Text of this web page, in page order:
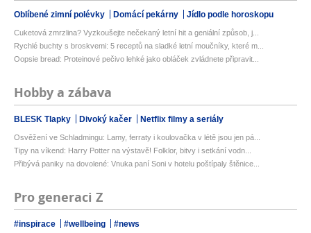
Oblíbené zimní polévky Domácí pekárny Jídlo podle horoskopu
Cuketová zmrzlina? Vyzkoušejte nečekaný letní hit a geniální způsob, j...
Rychlé buchty s broskvemi: 5 receptů na sladké letní moučníky, které m...
Oopsie bread: Proteinové pečivo lehké jako obláček zvládnete připravit...
Hobby a zábava
BLESK Tlapky Divoký kačer Netflix filmy a seriály
Osvěžení ve Schladmingu: Lamy, ferraty i koulovačka v létě jsou jen pá...
Tipy na víkend: Harry Potter na výstavě! Folklor, bitvy i setkání vodn...
Přibývá paniky na dovolené: Vnuka paní Soni v hotelu poštípaly štěnice...
Pro generaci Z
#inspirace #wellbeing #news